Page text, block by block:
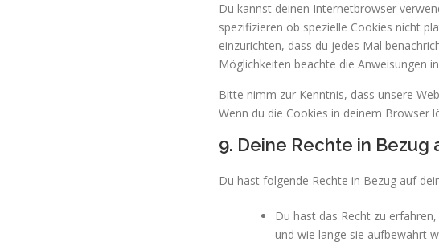
Du kannst deinen Internetbrowser
spezifizieren ob spezielle Cookies nicht
einzurichten, dass du jedes Mal
Möglichkeiten beachte die Anweisungen
Bitte nimm zur Kenntnis, dass unsere
Wenn du die Cookies in deinem Browser
9. Deine Rechte in
Du hast folgende Rechte in Bezug auf
Du hast das Recht zu
und wie lange sie aufbewahrt